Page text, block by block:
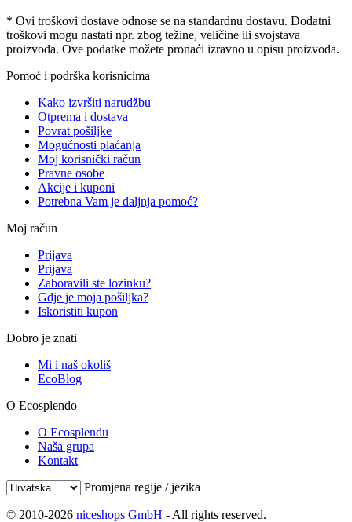
* Ovi troškovi dostave odnose se na standardnu ​​dostavu. Dodatni
troškovi mogu nastati npr. zbog težine, veličine ili svojstava
proizvoda. Ove podatke možete pronaći izravno u opisu proizvoda.
Pomoć i podrška korisnicima
Kako izvršiti narudžbu
Otprema i dostava
Povrat pošiljke
Mogućnosti plaćanja
Moj korisnički račun
Pravne osobe
Akcije i kuponi
Potrebna Vam je daljnja pomoć?
Moj račun
Prijava
Prijava
Zaboravili ste lozinku?
Gdje je moja pošiljka?
Iskoristiti kupon
Dobro je znati
Mi i naš okoliš
EcoBlog
O Ecosplendo
O Ecosplendu
Naša grupa
Kontakt
Promjena regije / jezika
© 2010-2026 niceshops GmbH - All rights reserved.